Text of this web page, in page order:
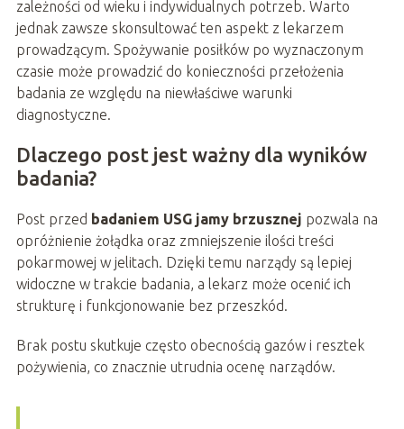
zależności od wieku i indywidualnych potrzeb. Warto
jednak zawsze skonsultować ten aspekt z lekarzem
prowadzącym. Spożywanie posiłków po wyznaczonym
czasie może prowadzić do konieczności przełożenia
badania ze względu na niewłaściwe warunki
diagnostyczne.
Dlaczego post jest ważny dla wyników
badania?
Post przed badaniem USG jamy brzusznej pozwala na
opróżnienie żołądka oraz zmniejszenie ilości treści
pokarmowej w jelitach. Dzięki temu narządy są lepiej
widoczne w trakcie badania, a lekarz może ocenić ich
strukturę i funkcjonowanie bez przeszkód.
Brak postu skutkuje często obecnością gazów i resztek
pożywienia, co znacznie utrudnia ocenę narządów.